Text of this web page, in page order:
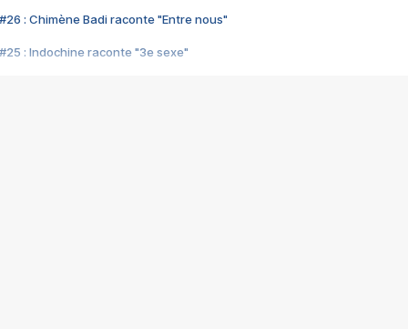
#26 : Chimène Badi raconte "Entre nous"
#25 : Indochine raconte "3e sexe"